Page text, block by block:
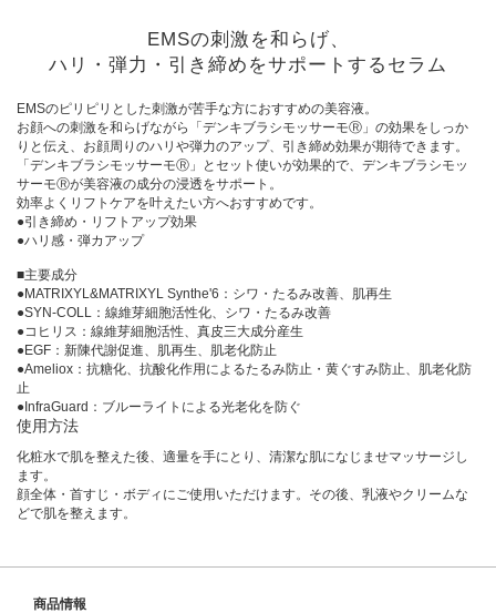
EMSの刺激を和らげ、
ハリ・弾力・引き締めをサポートするセラム
EMSのピリピリとした刺激が苦手な方におすすめの美容液。
お顔への刺激を和らげながら「デンキブラシモッサーモⓇ」の効果をしっか
りと伝え、お顔周りのハリや弾力のアップ、引き締め効果が期待できます。
「デンキブラシモッサーモⓇ」とセット使いが効果的で、デンキブラシモッ
サーモⓇが美容液の成分の浸透をサポート。
効率よくリフトケアを叶えたい方へおすすめです。
●引き締め・リフトアップ効果
●ハリ感・弾カアップ
■主要成分
●MATRIXYL&MATRIXYL Synthe'6：シワ・たるみ改善、肌再生
●SYN-COLL：線維芽細胞活性化、シワ・たるみ改善
●コヒリス：線維芽細胞活性、真皮三大成分産生
●EGF：新陳代謝促進、肌再生、肌老化防止
●Ameliox：抗糖化、抗酸化作用によるたるみ防止・黄ぐすみ防止、肌老化防
止
●InfraGuard：ブルーライトによる光老化を防ぐ
使用方法
化粧水で肌を整えた後、適量を手にとり、清潔な肌になじませマッサージし
ます。
顔全体・首すじ・ボディにご使用いただけます。その後、乳液やクリームな
どで肌を整えます。
商品情報